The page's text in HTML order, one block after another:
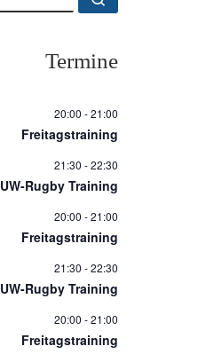
Termine
20:00 -21:00
Freitagstraining
21:30 -22:30
UW-Rugby Training
20:00 -21:00
Freitagstraining
21:30 -22:30
UW-Rugby Training
20:00 -21:00
Freitagstraining